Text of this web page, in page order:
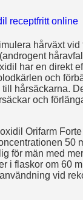
hårväxt
har en direkt
och
hårsäckarna.
och
Orifarm
50
för män med
i flaskor om 60
vid